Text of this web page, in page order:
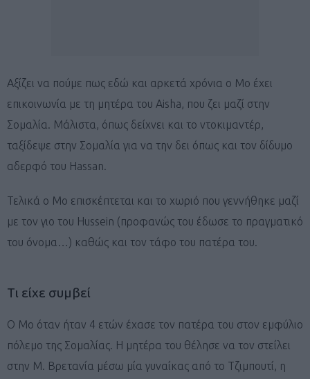
Αξίζει να πούμε πως εδώ και αρκετά χρόνια ο Μο έχει
επικοινωνία με τη μητέρα του Aisha, που ζει μαζί στην
Σομαλία. Μάλιστα, όπως δείχνει και το ντοκιμαντέρ,
ταξίδεψε στην Σομαλία για να την δει όπως και τον δίδυμο
αδερφό του Hassan.
Τελικά ο Μο επισκέπτεται και το χωριό που γεννήθηκε μαζί
με τον γιο του Hussein (προφανώς του έδωσε το πραγματικό
του όνομα…) καθώς και τον τάφο του πατέρα του.
Tι είχε συμβεί
Ο Μο όταν ήταν 4 ετών έχασε τον πατέρα του στον εμφύλιο
πόλεμο της Σομαλίας. Η μητέρα του θέλησε να τον στείλει
στην Μ. Βρετανία μέσω μία γυναίκας από το Τζιμπουτί, η